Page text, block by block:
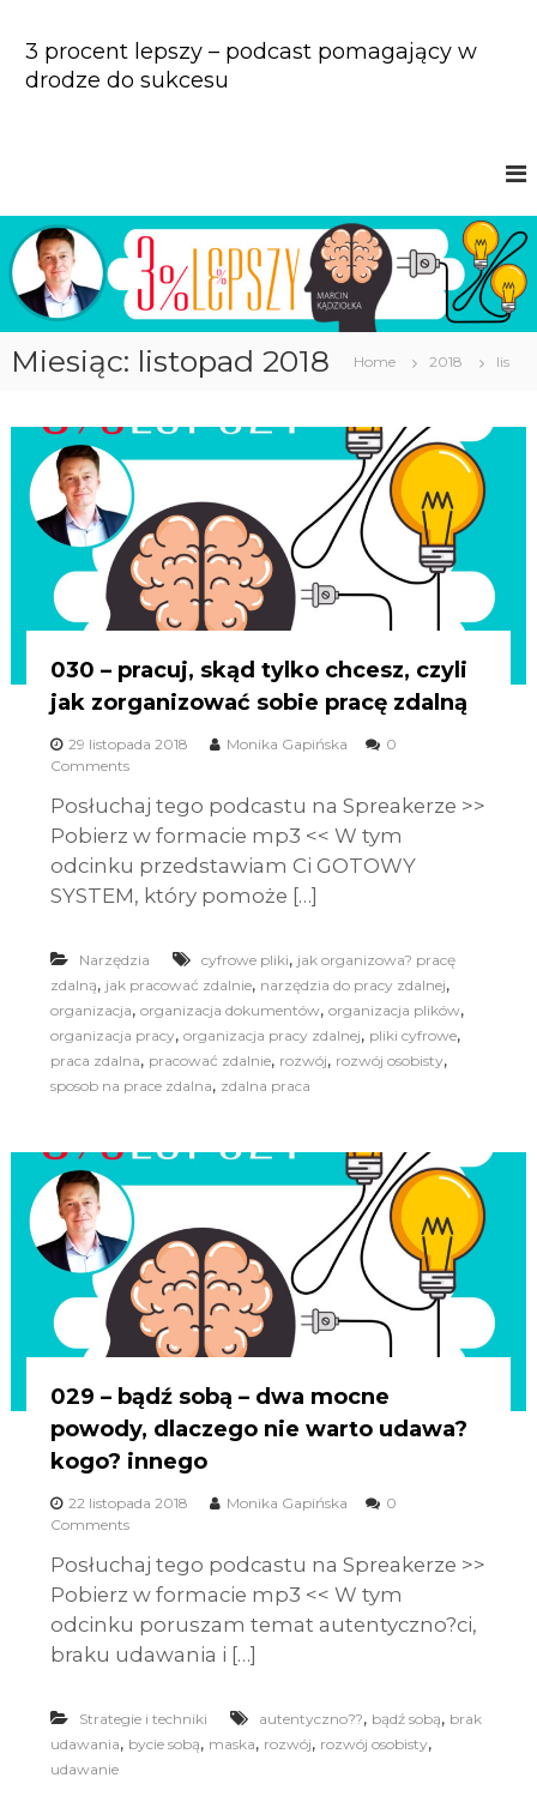
n
e
n
3 procent lepszy – podcast pomagający w
drodze do sukcesu
Miesiąc: listopad 2018 Home 2018 lis
030 – pracuj, skąd tylko chcesz, czyli
jak zorganizować sobie pracę zdalną
29 listopada 2018 Monika Gapińska
0
Comments
Posłuchaj tego podcastu na Spreakerze >>
Pobierz w formacie mp3 << W tym
odcinku przedstawiam Ci GOTOWY
SYSTEM, który pomoże […]
Narzędzia cyfrowe pliki, jak organizowa? pracę
zdalną, jak pracować zdalnie, narzędzia do pracy zdalnej,
organizacja, organizacja dokumentów, organizacja plików,
organizacja pracy, organizacja pracy zdalnej, pliki cyfrowe,
praca zdalna, pracować zdalnie, rozwój, rozwój osobisty,
sposob na prace zdalna, zdalna praca
029 – bądź sobą – dwa mocne
powody, dlaczego nie warto udawa?
kogo? innego
22 listopada 2018 Monika Gapińska
0
Comments
Posłuchaj tego podcastu na Spreakerze >>
Pobierz w formacie mp3 << W tym
odcinku poruszam temat autentyczno?ci,
braku udawania i […]
Strategie i techniki autentyczno??, bądź sobą, brak
udawania, bycie sobą, maska, rozwój, rozwój osobisty,
udawanie